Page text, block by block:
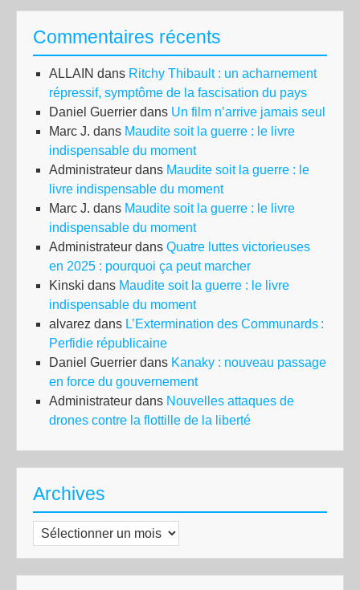
Commentaires récents
ALLAIN dans Ritchy Thibault : un acharnement
répressif, symptôme de la fascisation du pays
Daniel Guerrier dans Un film n’arrive jamais seul
Marc J. dans Maudite soit la guerre : le livre
indispensable du moment
Administrateur dans Maudite soit la guerre : le
livre indispensable du moment
Marc J. dans Maudite soit la guerre : le livre
indispensable du moment
Administrateur dans Quatre luttes victorieuses
en 2025 : pourquoi ça peut marcher
Kinski dans Maudite soit la guerre : le livre
indispensable du moment
alvarez dans L’Extermination des Communards :
Perfidie républicaine
Daniel Guerrier dans Kanaky : nouveau passage
en force du gouvernement
Administrateur dans Nouvelles attaques de
drones contre la flottille de la liberté
Archives
Archives